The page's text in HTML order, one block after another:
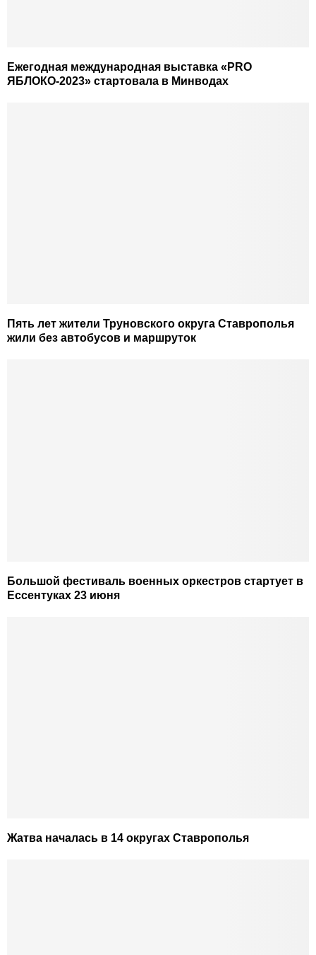
Ежегодная международная выставка «PRO
ЯБЛОКО-2023» стартовала в Минводах
Пять лет жители Труновского округа Ставрополья
жили без автобусов и маршруток
Большой фестиваль военных оркестров стартует в
Ессентуках 23 июня
Жатва началась в 14 округах Ставрополья